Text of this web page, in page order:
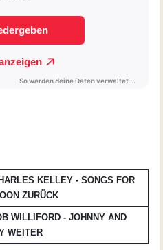
KELLEY - SONGS FOR
ZURÜCK
WILLIFORD - JOHNNY AND
WEITER